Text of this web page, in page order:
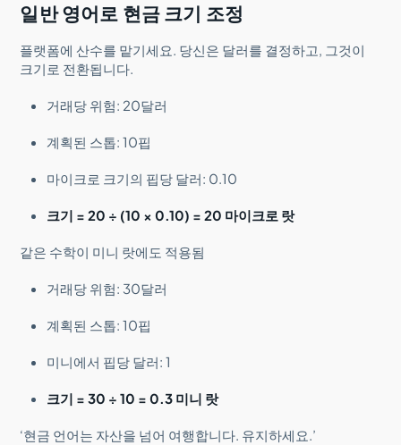
일반 영어로 현금 크기 조정
플랫폼에 산수를 맡기세요. 당신은 달러를 결정하고, 그것이
크기로 전환됩니다.
거래당 위험: 20달러
계획된 스톱: 10핍
마이크로 크기의 핍당 달러: 0.10
크기 = 20 ÷ (10 × 0.10) = 20 마이크로 랏
같은 수학이 미니 랏에도 적용됨
거래당 위험: 30달러
계획된 스톱: 10핍
미니에서 핍당 달러: 1
크기 = 30 ÷ 10 = 0.3 미니 랏
‘현금 언어는 자산을 넘어 여행합니다. 유지하세요.’